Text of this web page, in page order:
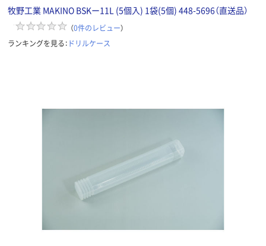
牧野工業 MAKINO BSKー11L (5個入) 1袋(5個) 448-5696（直送品）
（0件のレビュー）
ランキングを見る： ドリルケース